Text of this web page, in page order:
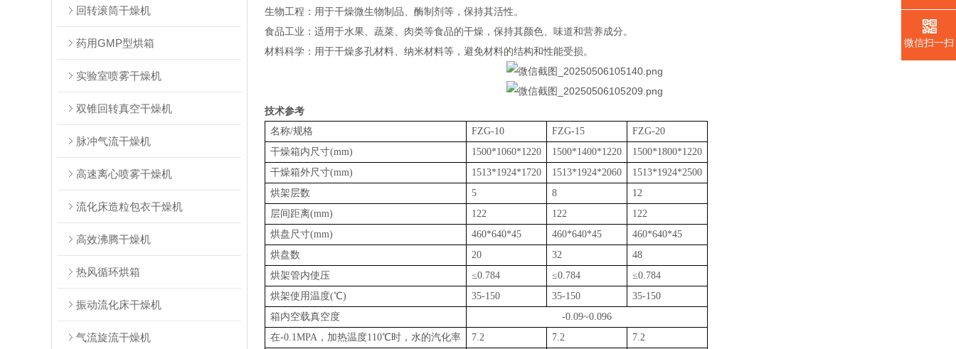
回转滚筒干燥机
药用GMP型烘箱
实验室喷雾干燥机
双锥回转真空干燥机
脉冲气流干燥机
高速离心喷雾干燥机
流化床造粒包衣干燥机
高效沸腾干燥机
热风循环烘箱
振动流化床干燥机
气流旋流干燥机
‌生物工程‌：用于干燥微生物制品、酶制剂等，保持其活性‌。
‌食品工业‌：适用于水果、蔬菜、肉类等食品的干燥，保持其颜色、味道和营养成分‌。
‌材料科学‌：用于干燥多孔材料、纳米材料等，避免材料的结构和性能受损‌。
技术参考
名称/规格 FZG-10 FZG-15
FZG-20
干燥箱内尺寸(mm)
1500*1060*1220 1500*1400*1220
1500*1800*1220
干燥箱外尺寸(mm)
1513*1924*1720 1513*1924*2060
1513*1924*2500
烘架层数
5 8
12
层间距离(mm)
122 122
122
烘盘尺寸(mm)
460*640*45 460*640*45
460*640*45
烘盘数
20 32
48
烘架管内使压
≤0.784 ≤0.784
≤0.784
烘架使用温度(℃)
35-150 35-150
35-150
箱内空载真空度
-0.09~0.096
在-0.1MPA，加热温度110℃时，水的汽化率
7.2 7.2
7.2
微信扫一扫